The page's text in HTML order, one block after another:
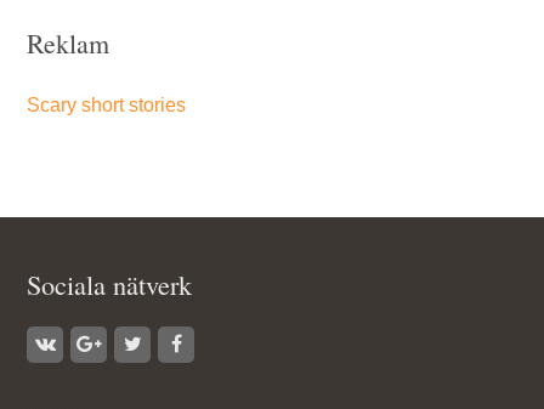
Reklam
Scary short stories
Sociala nätverk